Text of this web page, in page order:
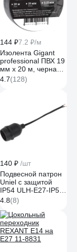
144 ₽7.2 ₽/м
Изолента Gigant
professional ПВХ 19
мм х 20 м, черная
GT-0-3
4.7(128)
140 ₽ /шт
Подвесной патрон
Uniel с защитой
IP54 ULH-E27-IP54-
15cm UL-00003362
4.8(8)